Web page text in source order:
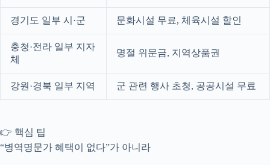
경기도 일부 시·군 문화시설 무료, 체육시설 할인
충청·전라 일부 지자
체
명절 위문금, 지역상품권
강원·경북 일부 지역 군 관련 행사 초청, 공공시설 무료
👉 핵심 팁
“병역명문가 혜택이 없다”가 아니라